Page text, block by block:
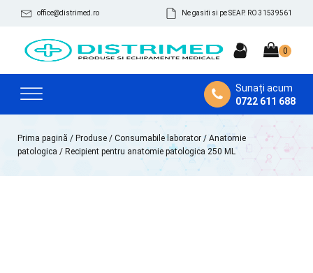
office@distrimed.ro Ne gasiti si pe SEAP. RO 31539561
Sunați acum
0722 611 688
Prima pagină / Produse / Consumabile laborator / Anatomie
patologica / Recipient pentru anatomie patologica 250 ML